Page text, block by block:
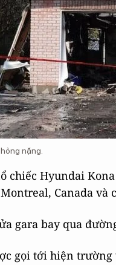
nặng.
chiếc Hyundai
Canada và
gara bay qua
gọi tới hiện trường